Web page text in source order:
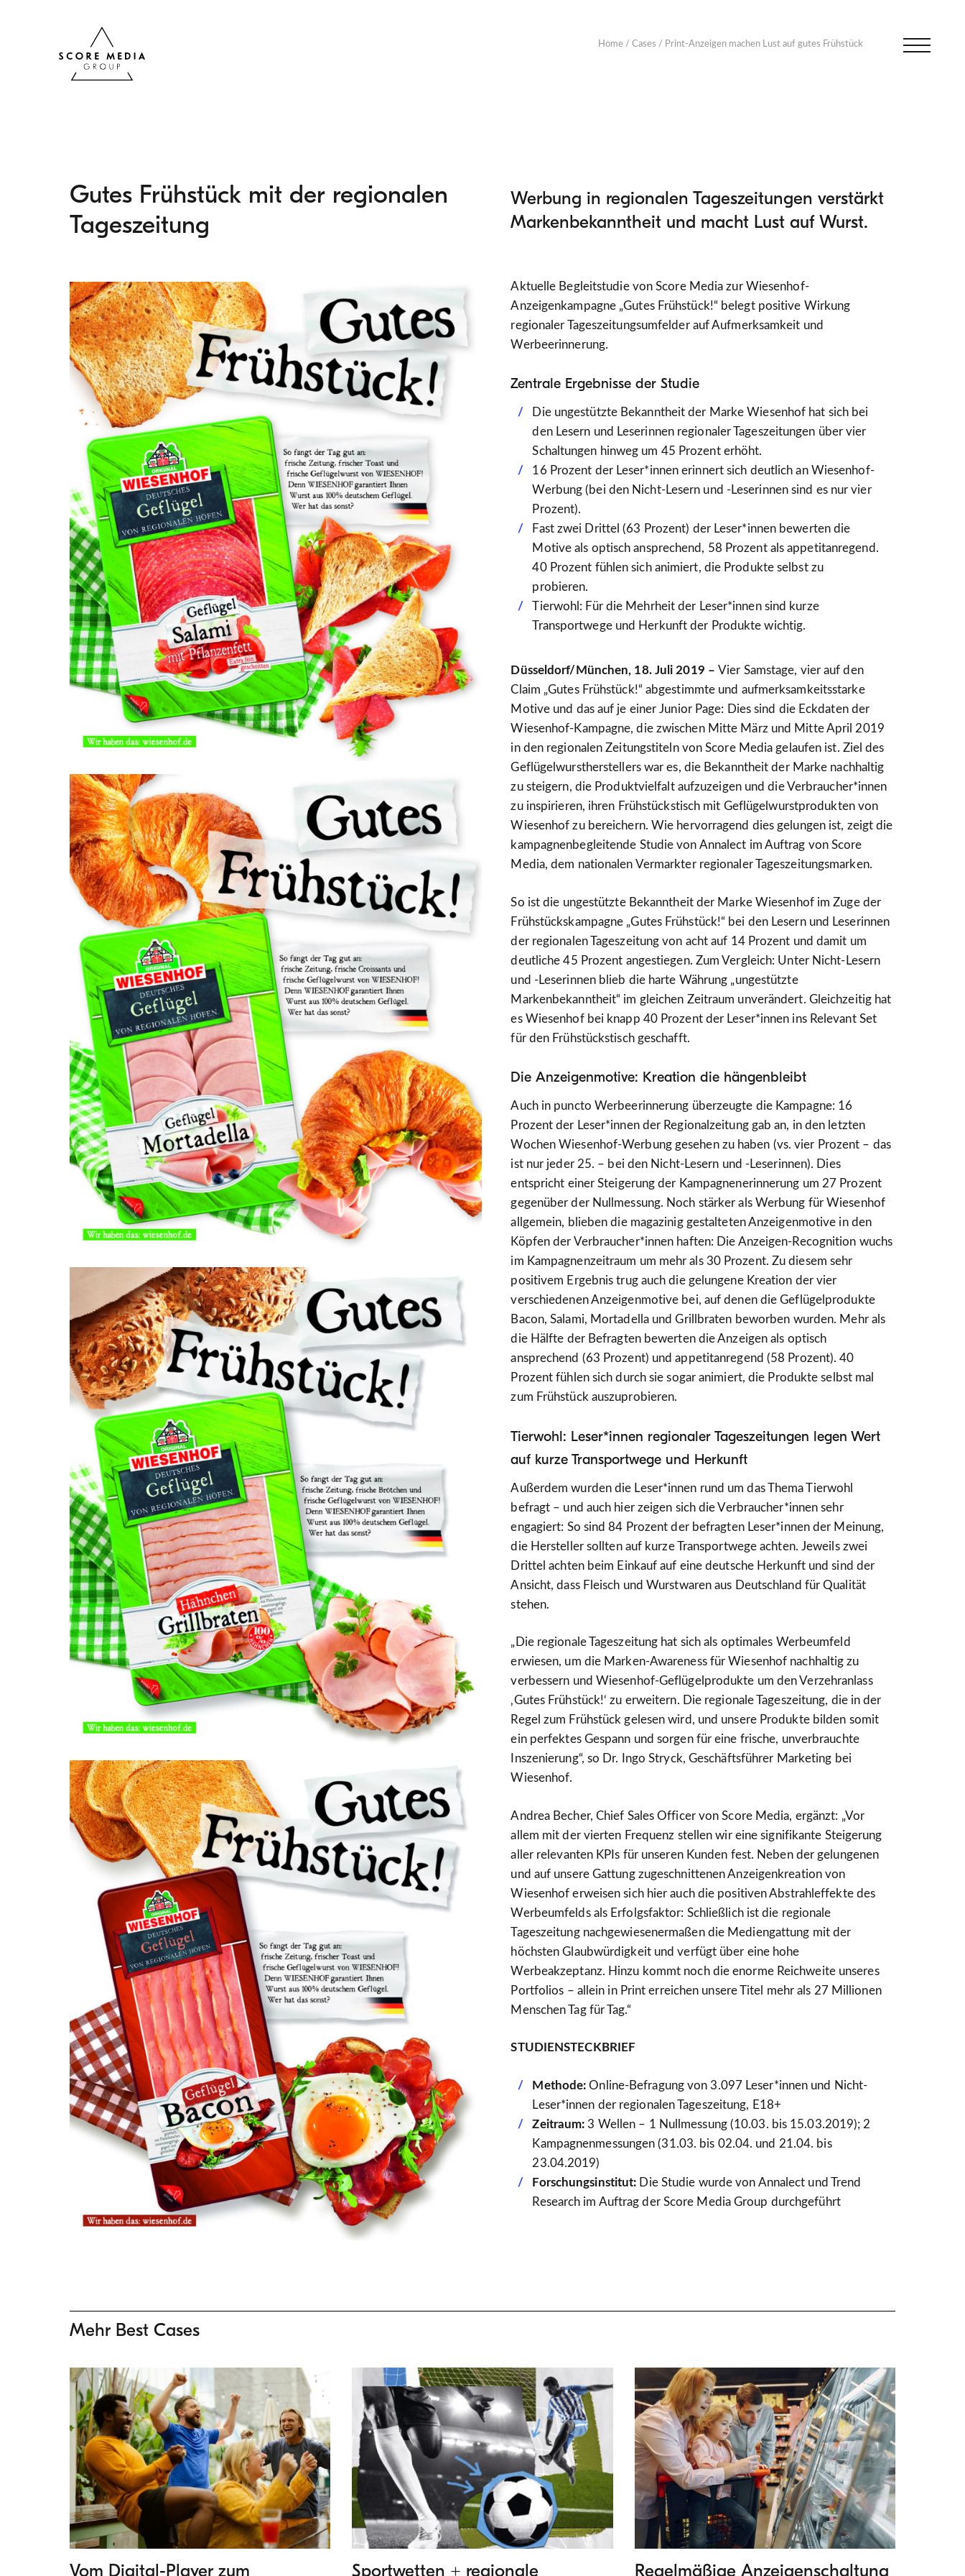
Home / Cases / Print-Anzeigen machen Lust auf gutes Frühstück
Gutes Frühstück mit der regionalen
Tageszeitung
Werbung in regionalen Tageszeitungen verstärkt
Markenbekanntheit und macht Lust auf Wurst.
Aktuelle Begleitstudie von Score Media zur Wiesenhof-
Anzeigenkampagne „Gutes Frühstück!“ belegt positive Wirkung
regionaler Tageszeitungsumfelder auf Aufmerksamkeit und
Werbeerinnerung.
Zentrale Ergebnisse der Studie
Die ungestützte Bekanntheit der Marke Wiesenhof hat sich bei
den Lesern und Leserinnen regionaler Tageszeitungen über vier
Schaltungen hinweg um 45 Prozent erhöht.
16 Prozent der Leser*innen erinnert sich deutlich an Wiesenhof-
Werbung (bei den Nicht-Lesern und -Leserinnen sind es nur vier
Prozent).
Fast zwei Drittel (63 Prozent) der Leser*innen bewerten die
Motive als optisch ansprechend, 58 Prozent als appetitanregend.
40 Prozent fühlen sich animiert, die Produkte selbst zu
probieren.
Tierwohl: Für die Mehrheit der Leser*innen sind kurze
Transportwege und Herkunft der Produkte wichtig.
Düsseldorf/München, 18. Juli 2019 –Vier Samstage, vier auf den
Claim „Gutes Frühstück!“ abgestimmte und aufmerksamkeitsstarke
Motive und das auf je einer Junior Page: Dies sind die Eckdaten der
Wiesenhof-Kampagne, die zwischen Mitte März und Mitte April 2019
in den regionalen Zeitungstiteln von Score Media gelaufen ist. Ziel des
Geflügelwurstherstellers war es, die Bekanntheit der Marke nachhaltig
zu steigern, die Produktvielfalt aufzuzeigen und die Verbraucher*innen
zu inspirieren, ihren Frühstückstisch mit Geflügelwurstprodukten von
Wiesenhof zu bereichern. Wie hervorragend dies gelungen ist, zeigt die
kampagnenbegleitende Studie von Annalect im Auftrag von Score
Media, dem nationalen Vermarkter regionaler Tageszeitungsmarken.
So ist die ungestützte Bekanntheit der Marke Wiesenhof im Zuge der
Frühstückskampagne „Gutes Frühstück!“ bei den Lesern und Leserinnen
der regionalen Tageszeitung von acht auf 14 Prozent und damit um
deutliche 45 Prozent angestiegen. Zum Vergleich: Unter Nicht-Lesern
und -Leserinnen blieb die harte Währung „ungestützte
Markenbekanntheit“ im gleichen Zeitraum unverändert. Gleichzeitig hat
es Wiesenhof bei knapp 40 Prozent der Leser*innen ins Relevant Set
für den Frühstückstisch geschafft.
Die Anzeigenmotive: Kreation die hängenbleibt
Auch in puncto Werbeerinnerung überzeugte die Kampagne: 16
Prozent der Leser*innen der Regionalzeitung gab an, in den letzten
Wochen Wiesenhof-Werbung gesehen zu haben (vs. vier Prozent – das
ist nur jeder 25. – bei den Nicht-Lesern und -Leserinnen). Dies
entspricht einer Steigerung der Kampagnenerinnerung um 27 Prozent
gegenüber der Nullmessung. Noch stärker als Werbung für Wiesenhof
allgemein, blieben die magazinig gestalteten Anzeigenmotive in den
Köpfen der Verbraucher*innen haften: Die Anzeigen-Recognition wuchs
im Kampagnenzeitraum um mehr als 30 Prozent. Zu diesem sehr
positivem Ergebnis trug auch die gelungene Kreation der vier
verschiedenen Anzeigenmotive bei, auf denen die Geflügelprodukte
Bacon, Salami, Mortadella und Grillbraten beworben wurden. Mehr als
die Hälfte der Befragten bewerten die Anzeigen als optisch
ansprechend (63 Prozent) und appetitanregend (58 Prozent). 40
Prozent fühlen sich durch sie sogar animiert, die Produkte selbst mal
zum Frühstück auszuprobieren.
Tierwohl: Leser*innen regionaler Tageszeitungen legen Wert
auf kurze Transportwege und Herkunft
Außerdem wurden die Leser*innen rund um das Thema Tierwohl
befragt – und auch hier zeigen sich die Verbraucher*innen sehr
engagiert: So sind 84 Prozent der befragten Leser*innen der Meinung,
die Hersteller sollten auf kurze Transportwege achten. Jeweils zwei
Drittel achten beim Einkauf auf eine deutsche Herkunft und sind der
Ansicht, dass Fleisch und Wurstwaren aus Deutschland für Qualität
stehen.
„Die regionale Tageszeitung hat sich als optimales Werbeumfeld
erwiesen, um die Marken-Awareness für Wiesenhof nachhaltig zu
verbessern und Wiesenhof-Geflügelprodukte um den Verzehranlass
‚Gutes Frühstück!‘ zu erweitern. Die regionale Tageszeitung, die in der
Regel zum Frühstück gelesen wird, und unsere Produkte bilden somit
ein perfektes Gespann und sorgen für eine frische, unverbrauchte
Inszenierung“, so Dr. Ingo Stryck, Geschäftsführer Marketing bei
Wiesenhof.
Andrea Becher, Chief Sales Officer von Score Media, ergänzt: „Vor
allem mit der vierten Frequenz stellen wir eine signifikante Steigerung
aller relevanten KPIs für unseren Kunden fest. Neben der gelungenen
und auf unsere Gattung zugeschnittenen Anzeigenkreation von
Wiesenhof erweisen sich hier auch die positiven Abstrahleffekte des
Werbeumfelds als Erfolgsfaktor: Schließlich ist die regionale
Tageszeitung nachgewiesenermaßen die Mediengattung mit der
höchsten Glaubwürdigkeit und verfügt über eine hohe
Werbeakzeptanz. Hinzu kommt noch die enorme Reichweite unseres
Portfolios – allein in Print erreichen unsere Titel mehr als 27 Millionen
Menschen Tag für Tag.“
STUDIENSTECKBRIEF
Methode: Online-Befragung von 3.097 Leser*innen und Nicht-
Leser*innen der regionalen Tageszeitung, E18+
Zeitraum: 3 Wellen – 1 Nullmessung (10.03. bis 15.03.2019); 2
Kampagnenmessungen (31.03. bis 02.04. und 21.04. bis
23.04.2019)
Forschungsinstitut: Die Studie wurde von Annalect und Trend
Research im Auftrag der Score Media Group durchgeführt
Mehr Best Cases
Vom Digital-Player zum Sportwetten + regionale Regelmäßige Anzeigenschaltung